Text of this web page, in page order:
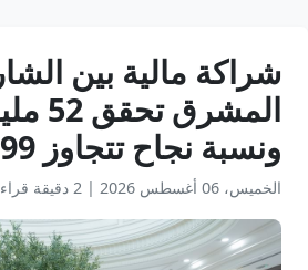
شراكة مالية بين
ونسبة نجاح تتجاوز 99%
الخميس، 06 أغسطس 2026 | 2 دقيقة قراءة